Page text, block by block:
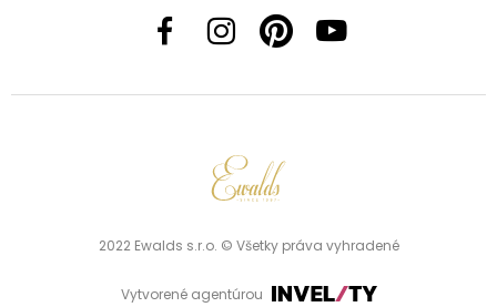
2022 Ewalds s.r.o. © Všetky práva vyhradené
Vytvorené agentúrou